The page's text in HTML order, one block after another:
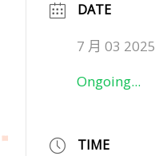
DATE
7 月 03 2025
Ongoing...
TIME